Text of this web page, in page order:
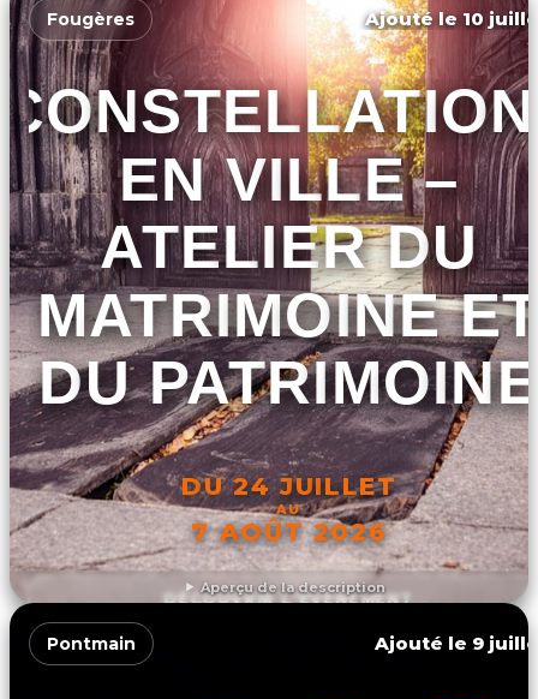
Aperçu de la description
Fougères Ajouté le 10
EN VILLE –
ATELIER DU
MATRIMOINE
DU PATRIMOINE
DU 24 JUILLET
AU
7 AOÛT 2026
DÉCOUVRIR L'ÉVÉNEMENT
Pontmain Ajouté le 9